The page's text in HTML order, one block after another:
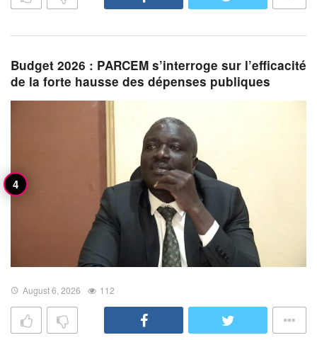
Budget 2026 : PARCEM s’interroge sur l’efficacité
de la forte hausse des dépenses publiques
August 6, 2026 112